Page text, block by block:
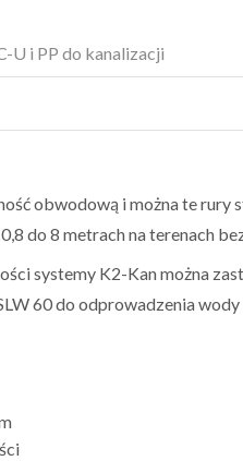
U i PP do kanalizacji
obwodową i można te rury
do 8 metrach na terenach
systemy K2-Kan można
60 do odprowadzenia